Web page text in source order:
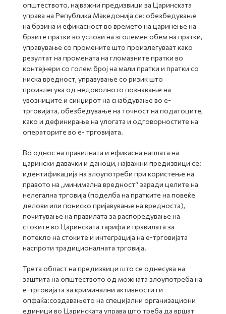
општеството, најважни предизвици за Царинската
управа на Република Македонија се: обезбедување
на брзина и ефикасност во времето на царинење на
брзите пратки во услови на зголемен обем на пратки,
управување со промените што произлегуваат како
резултат на промената на гломазните пратки во
контејнери со голем број на мали пратки и пратки со
ниска вредност, управување со ризик што
произлегува од недоволното познавање на
увозниците и синџирот на снабдување во е-
трговијата, обезбедување на точност на податоците,
како и дефинирање на улогата и одговорностите на
операторите во е- трговијата.
Во однос на правилната и ефикасна наплата на
царински давачки и даноци, најважни предизвици се:
идентификација на злоупотреби при користење на
правото на „минимална вредност“ заради целите на
нелегална трговија (поделба на пратките на повеќе
делови или пониско пријавување на вредноста),
почитување на правилата за распоредување на
стоките во Царинската тарифа и правилата за
потекло на стоките и интеграција на е-трговијата
наспроти традиционалната трговија.
Трета област на предизвици што се однесува на
заштита на општеството од можната злоупотреба на
е-трговијата за криминални активности ги
опфаќа:создавањето на специјални организациони
единици во Царинската управа што треба да вршат